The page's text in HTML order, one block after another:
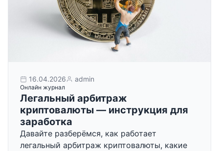
16.04.2026 admin
Онлайн журнал
Легальный арбитраж
криптовалюты — инструкция для
заработка
Давайте разберёмся, как работает
легальный арбитраж криптовалюты, какие